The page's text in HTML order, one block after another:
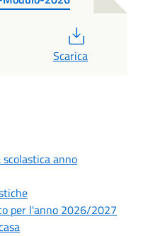
Scarica
anno
per l'anno 2026/2027